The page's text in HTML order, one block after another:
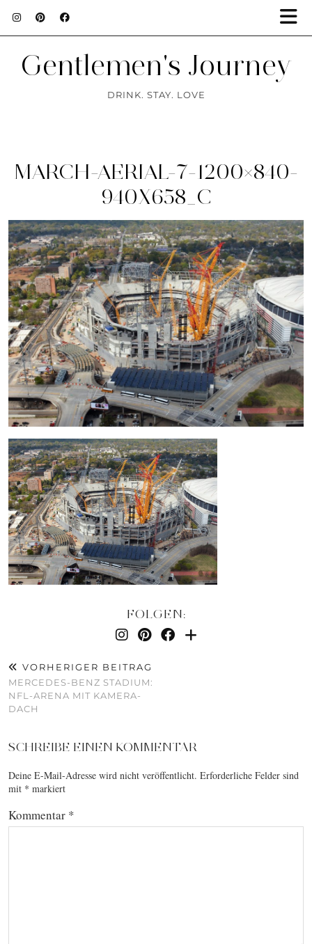
Gentlemen's Journey
DRINK. STAY. LOVE
MARCH-AERIAL-7-1200×840-
940X658_C
FOLGEN:
VORHERIGER BEITRAG
MERCEDES-BENZ STADIUM:
NFL-ARENA MIT KAMERA-
DACH
SCHREIBE EINEN KOMMENTAR
Deine E-Mail-Adresse wird nicht veröffentlicht. Erforderliche Felder sind
mit * markiert
Kommentar *